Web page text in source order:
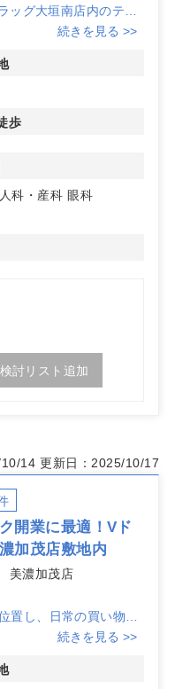
グ大垣南店内のテナ
力を発揮することが期
を見込めます。
でのアクセスが容易で
とする様々な診療科目
。希望の面積で賃貸可
に合わせた開業プラン
せください。
続きを見る >>
歩
科・産科 眼科
検討リスト追加
14 更新日：2025/10/17
開業に最適！Vド
加茂店敷地内
美濃加茂店
置し、日常の買い物客
。JR高山本線から徒歩
続きを見る >>